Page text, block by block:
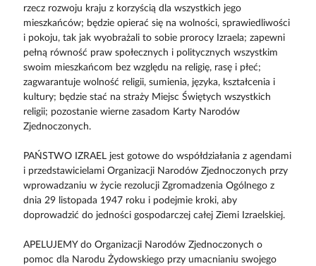
rzecz rozwoju kraju z korzyścią dla wszystkich jego
mieszkańców; będzie opierać się na wolności, sprawiedliwości
i pokoju, tak jak wyobrażali to sobie prorocy Izraela; zapewni
pełną równość praw społecznych i politycznych wszystkim
swoim mieszkańcom bez względu na religię, rasę i płeć;
zagwarantuje wolność religii, sumienia, języka, kształcenia i
kultury; będzie stać na straży Miejsc Świętych wszystkich
religii; pozostanie wierne zasadom Karty Narodów
Zjednoczonych.
PAŃSTWO IZRAEL jest gotowe do współdziałania z agendami
i przedstawicielami Organizacji Narodów Zjednoczonych przy
wprowadzaniu w życie rezolucji Zgromadzenia Ogólnego z
dnia 29 listopada 1947 roku i podejmie kroki, aby
doprowadzić do jedności gospodarczej całej Ziemi Izraelskiej.
APELUJEMY do Organizacji Narodów Zjednoczonych o
pomoc dla Narodu Żydowskiego przy umacnianiu swojego